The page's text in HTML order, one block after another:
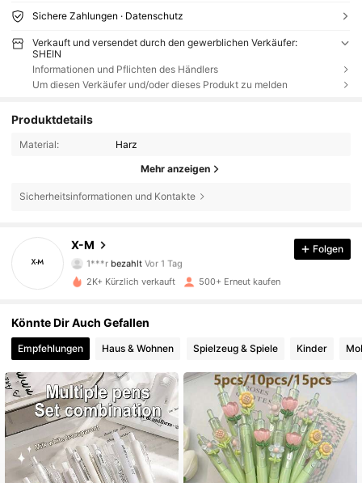
Sichere Zahlungen · Datenschutz
Verkauft und versendet durch den gewerblichen Verkäufer:
SHEIN
Informationen und Pflichten des Händlers
Um diesen Verkäufer und/oder dieses Produkt zu melden
Produktdetails
Material: Harz
Mehr anzeigen
Sicherheitsinformationen und Kontakte
X-M4,91
1***r
m***7istVor 1 Taggefolgt
4,91
4,91 67 Follower
4,91 67 Follower
4,91 67 Follower
4,91 67 Follower
Folgen
2K+ Kürzlich verkauft 500+ Erneut kaufen
Könnte Dir Auch Gefallen
Empfehlungen Haus & Wohnen Spielzeug & Spiele Kinder